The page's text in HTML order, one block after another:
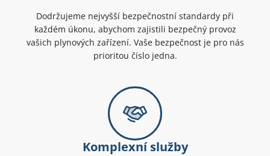
Dodržujeme nejvyšší bezpečnostní standardy při
každém úkonu, abychom zajistili bezpečný provoz
vašich plynových zařízení. Vaše bezpečnost je pro nás
prioritou číslo jedna.
Komplexní služby